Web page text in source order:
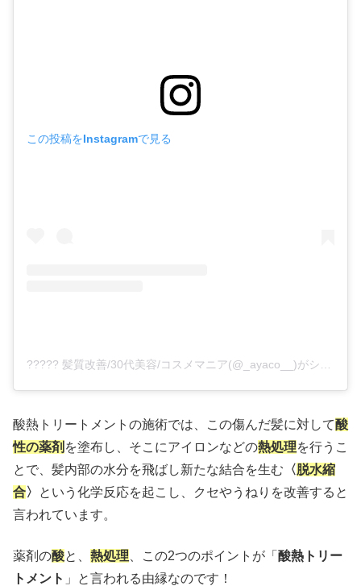
この投稿をInstagramで見る
????? 髪質改善/30代美容/コスメマニア(@_ayaco__)がシェアした投稿
酸熱トリートメントの施術では、この傷んだ髪に対して酸
性の薬剤 を塗布し、そこにアイロンなどの熱処理を行うこ
とで、髪内部の水分を飛ばし新たな結合を生む 〈脱水縮
合〉
という化学反応を起こし、クセやうねりを改善すると
言われています。
薬剤の酸と、 熱処理 、この2つのポイントが「 酸熱トリー
トメント 」と言われる由縁なのです！